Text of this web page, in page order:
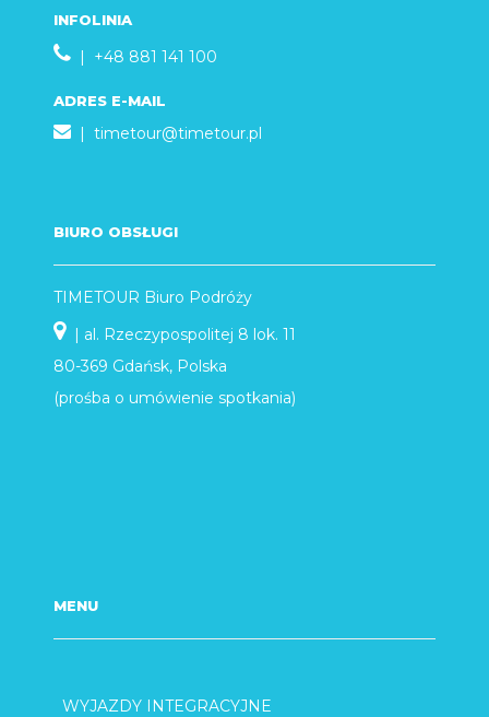
INFOLINIA
| +48 881 141 100
ADRES E-MAIL
| timetour@timetour.pl
BIURO OBSŁUGI
TIMETOUR Biuro Podróży
| al. Rzeczypospolitej 8 lok. 11
80-369 Gdańsk, Polska
(prośba o umówienie spotkania)
MENU
WYJAZDY INTEGRACYJNE